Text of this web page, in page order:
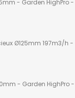
- Garden HighPro -
Ø125mm 197m3/h -
- Garden HighPro -